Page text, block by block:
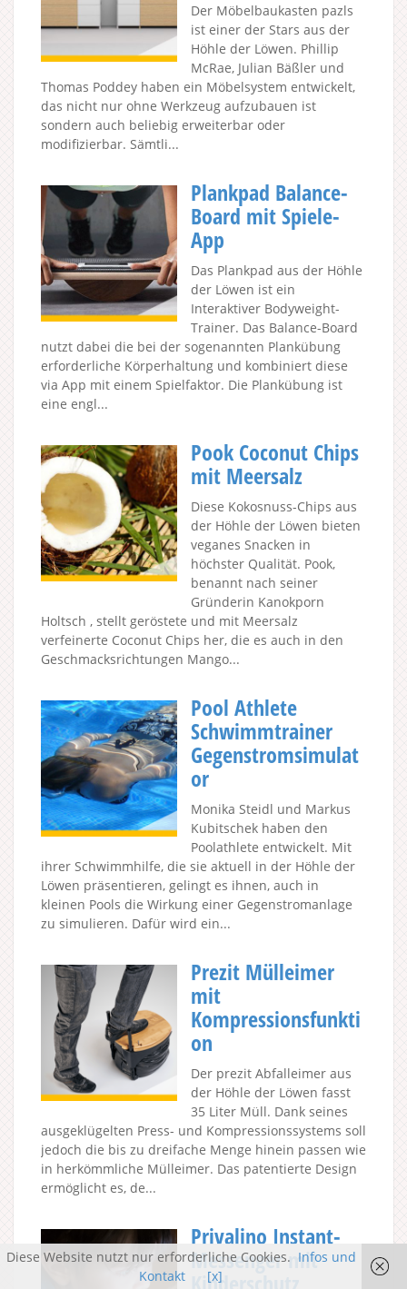
Der Möbelbaukasten pazls
ist einer der Stars aus der
Höhle der Löwen. Phillip
McRae, Julian Bäßler und
Thomas Poddey haben ein Möbelsystem entwickelt,
das nicht nur ohne Werkzeug aufzubauen ist
sondern auch beliebig erweiterbar oder
modifizierbar. Sämtli...
Plankpad Balance-
Board mit Spiele-
App
Das Plankpad aus der Höhle
der Löwen ist ein
Interaktiver Bodyweight-
Trainer. Das Balance-Board
nutzt dabei die bei der sogenannten Plankübung
erforderliche Körperhaltung und kombiniert diese
via App mit einem Spielfaktor. Die Plankübung ist
eine engl...
Pook Coconut Chips
mit Meersalz
Diese Kokosnuss-Chips aus
der Höhle der Löwen bieten
veganes Snacken in
höchster Qualität. Pook,
benannt nach seiner
Gründerin Kanokporn
Holtsch , stellt geröstete und mit Meersalz
verfeinerte Coconut Chips her, die es auch in den
Geschmacksrichtungen Mango...
Pool Athlete
Schwimmtrainer
Gegenstromsimulat
or
Monika Steidl und Markus
Kubitschek haben den
Poolathlete entwickelt. Mit
ihrer Schwimmhilfe, die sie aktuell in der Höhle der
Löwen präsentieren, gelingt es ihnen, auch in
kleinen Pools die Wirkung einer Gegenstromanlage
zu simulieren. Dafür wird ein...
Prezit Mülleimer
mit
Kompressionsfunkti
on
Der prezit Abfalleimer aus
der Höhle der Löwen fasst
35 Liter Müll. Dank seines
ausgeklügelten Press- und Kompressionssystems soll
jedoch die bis zu dreifache Menge hinein passen wie
in herkömmliche Mülleimer. Das patentierte Design
ermöglicht es, de...
Privalino Instant-
Messenger mit
Kinderschutz
Diese Website nutzt nur erforderliche Cookies. Infos und
Kontakt
[x]